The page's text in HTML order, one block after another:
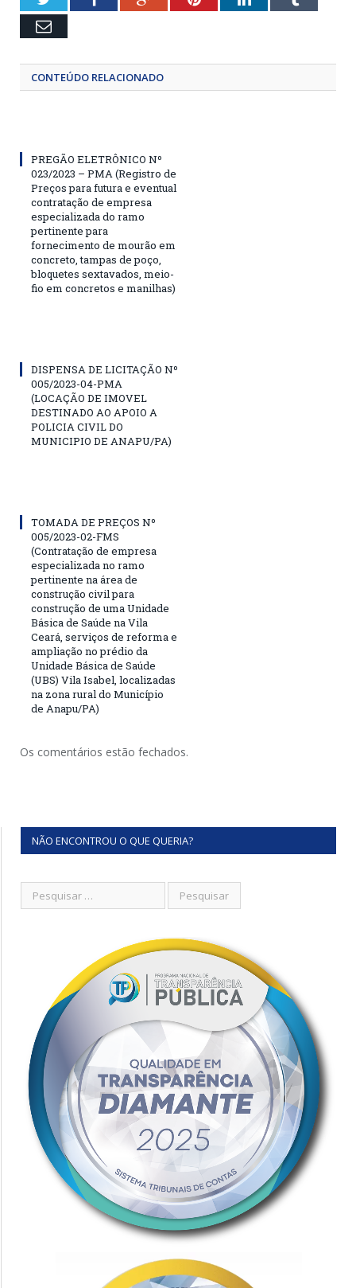
Email
CONTEÚDO RELACIONADO
PREGÃO ELETRÔNICO Nº
023/2023 – PMA (Registro de
Preços para futura e eventual
contratação de empresa
especializada do ramo
pertinente para
fornecimento de mourão em
concreto, tampas de poço,
bloquetes sextavados, meio-
fio em concretos e manilhas)
DISPENSA DE LICITAÇÃO Nº
005/2023-04-PMA
(LOCAÇÃO DE IMOVEL
DESTINADO AO APOIO A
POLICIA CIVIL DO
MUNICIPIO DE ANAPU/PA)
TOMADA DE PREÇOS Nº
005/2023-02-FMS
(Contratação de empresa
especializada no ramo
pertinente na área de
construção civil para
construção de uma Unidade
Básica de Saúde na Vila
Ceará, serviços de reforma e
ampliação no prédio da
Unidade Básica de Saúde
(UBS) Vila Isabel, localizadas
na zona rural do Município
de Anapu/PA)
Os comentários estão fechados.
NÃO ENCONTROU O QUE QUERIA?